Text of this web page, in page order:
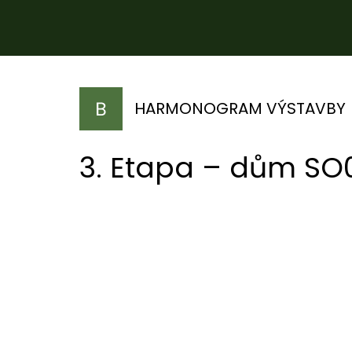
HARMONOGRAM VÝSTAVBY
3. Etapa – dům